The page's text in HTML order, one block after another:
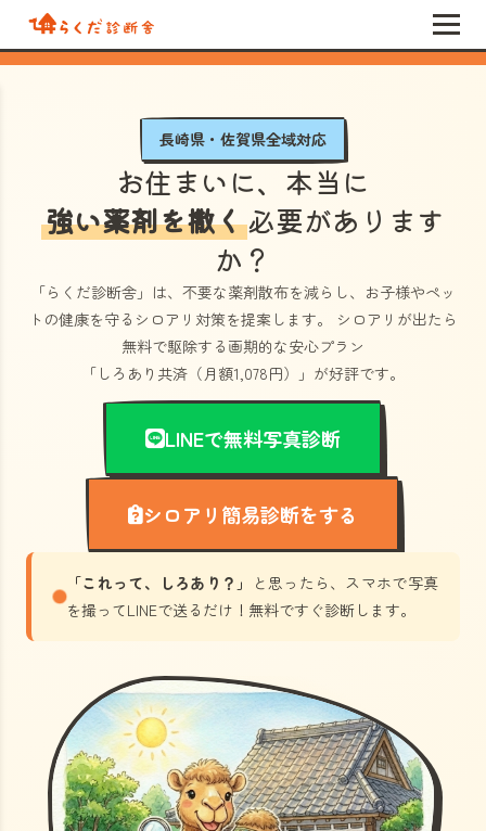
長崎県・佐賀県全域対応
お住まいに、本当に
強い薬剤を撒く必要があります
か？
「らくだ診断舎」 は、不要な薬剤散布を減らし、お子様やペッ
トの健康を守るシロアリ対策を提案します。 シロアリが出たら
無料で駆除する画期的な安心プラン
「しろあり共済（月額1,078円）」 が好評です。
LINEで無料写真診断
シロアリ簡易診断をする
「これって、しろあり？」
と思ったら、スマホで写真
を撮ってLINEで送るだけ！無料ですぐ診断します。